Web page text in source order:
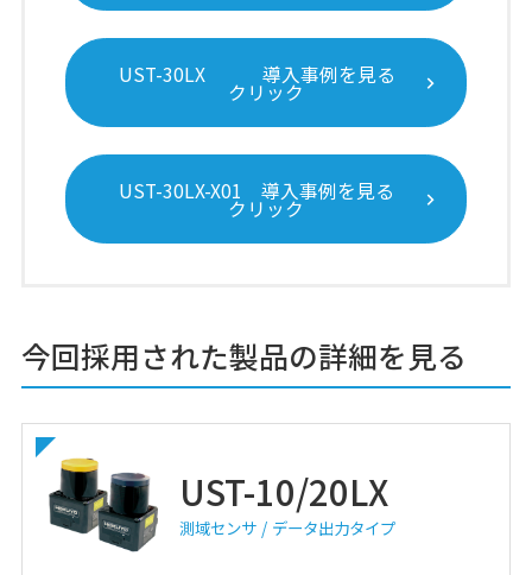
UST-30LX 導入事例を見る
クリック
UST-30LX-X01 導入事例を見る
クリック
今回採用された製品の詳細を見る
UST-10/20LX
測域センサ データ出力タイプ